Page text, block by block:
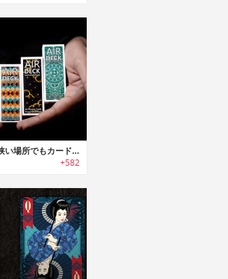
Air Deck 3.0｜狭い場所でもカードを楽しめるトラベルフレンドリートランプ「エアデッキ3.0」
+582